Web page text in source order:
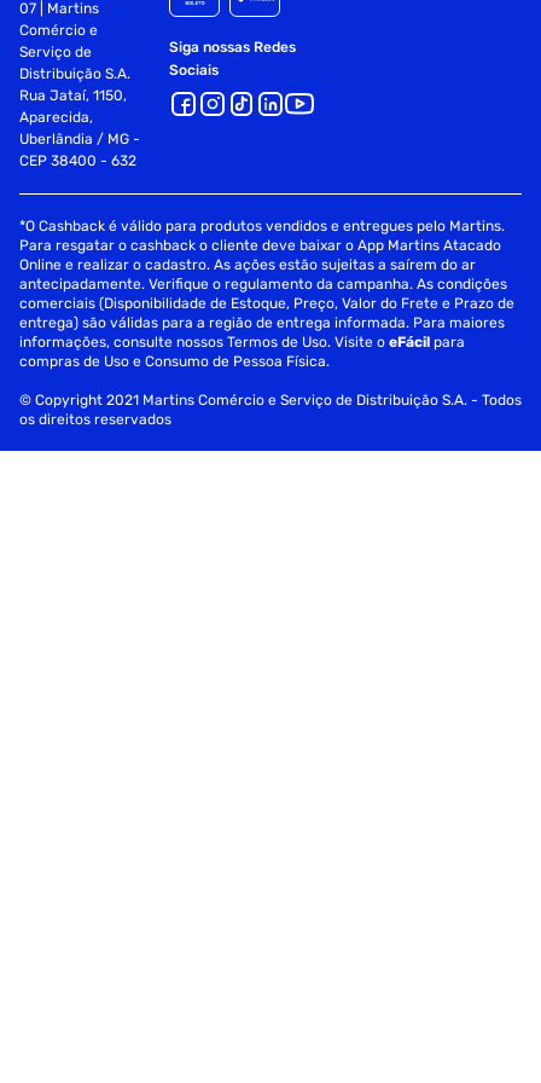
07 | Martins
Comércio e
Serviço de
Distribuição S.A.
Rua Jataí, 1150,
Aparecida,
Uberlândia / MG -
CEP 38400 - 632
Siga nossas Redes
Sociais
*O Cashback é válido para produtos vendidos e entregues pelo Martins.
Para resgatar o cashback o cliente deve baixar o App Martins Atacado
Online e realizar o cadastro. As ações estão sujeitas a saírem do ar
antecipadamente. Verifique o regulamento da campanha. As condições
comerciais (Disponibilidade de Estoque, Preço, Valor do Frete e Prazo de
entrega) são válidas para a região de entrega informada. Para maiores
informações, consulte nossos Termos de Uso. Visite oeFácil para
compras de Uso e Consumo de Pessoa Física.
© Copyright 2021 Martins Comércio e Serviço de Distribuição S.A. - Todos
os direitos reservados